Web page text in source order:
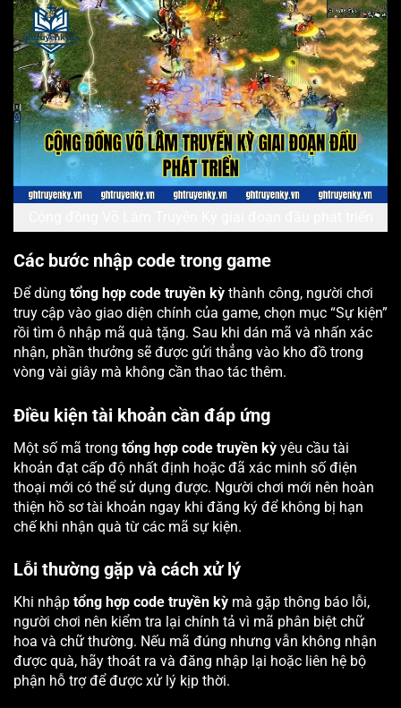
Các bước nhập code trong game
Để dùng tổng hợp code truyền kỳ thành công, người chơi
truy cập vào giao diện chính của game, chọn mục “Sự kiện”
rồi tìm ô nhập mã quà tặng. Sau khi dán mã và nhấn xác
nhận, phần thưởng sẽ được gửi thẳng vào kho đồ trong
vòng vài giây mà không cần thao tác thêm.
Điều kiện tài khoản cần đáp ứng
Một số mã trong tổng hợp code truyền kỳ yêu cầu tài
khoản đạt cấp độ nhất định hoặc đã xác minh số điện
thoại mới có thể sử dụng được. Người chơi mới nên hoàn
thiện hồ sơ tài khoản ngay khi đăng ký để không bị hạn
chế khi nhận quà từ các mã sự kiện.
Lỗi thường gặp và cách xử lý
Khi nhập tổng hợp code truyền kỳ mà gặp thông báo lỗi,
người chơi nên kiểm tra lại chính tả vì mã phân biệt chữ
hoa và chữ thường. Nếu mã đúng nhưng vẫn không nhận
được quà, hãy thoát ra và đăng nhập lại hoặc liên hệ bộ
phận hỗ trợ để được xử lý kịp thời.